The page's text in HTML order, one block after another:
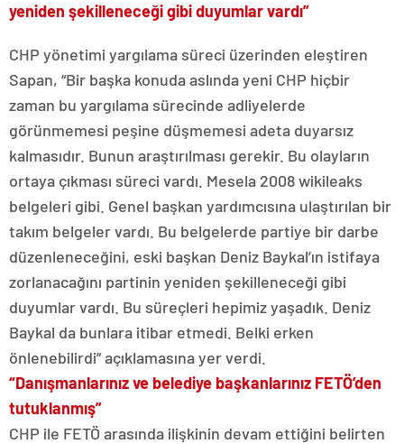
yeniden şekilleneceği gibi duyumlar vardı”
CHP yönetimi yargılama süreci üzerinden eleştiren
Sapan, “Bir başka konuda aslında yeni CHP hiçbir
zaman bu yargılama sürecinde adliyelerde
görünmemesi peşine düşmemesi adeta duyarsız
kalmasıdır. Bunun araştırılması gerekir. Bu olayların
ortaya çıkması süreci vardı. Mesela 2008 wikileaks
belgeleri gibi. Genel başkan yardımcısına ulaştırılan bir
takım belgeler vardı. Bu belgelerde partiye bir darbe
düzenleneceğini, eski başkan Deniz Baykal’ın istifaya
zorlanacağını partinin yeniden şekilleneceği gibi
duyumlar vardı. Bu süreçleri hepimiz yaşadık. Deniz
Baykal da bunlara itibar etmedi. Belki erken
önlenebilirdi” açıklamasına yer verdi.
“Danışmanlarınız ve belediye başkanlarınız FETÖ’den
tutuklanmış”
CHP ile FETÖ arasında ilişkinin devam ettiğini belirten